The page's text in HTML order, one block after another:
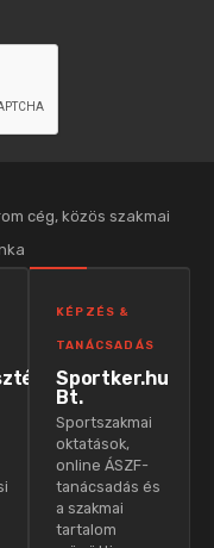
cég, közös szakmai
KÉPZÉS &
TANÁCSADÁS
Sportker.hu
Bt.
Sportszakmai
oktatások,
online ÁSZF-
tanácsadás és
a szakmai
tartalom